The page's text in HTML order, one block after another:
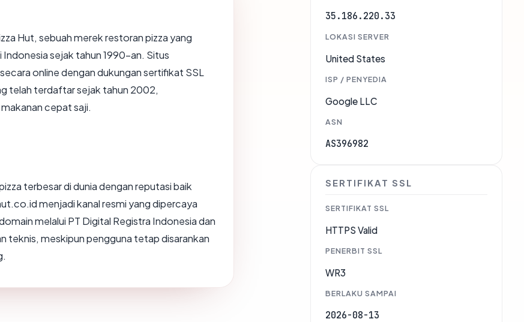
Hut, sebuah merek restoran pizza yang
Indonesia sejak tahun 1990-an. Situs
online dengan dukungan sertifikat SSL
telah terdaftar sejak tahun 2002,
cepat saji.
terbesar di dunia dengan reputasi baik
menjadi kanal resmi yang dipercaya
melalui PT Digital Registra Indonesia dan
teknis, meskipun pengguna tetap disarankan
35.186.220.33
LOKASI SERVER
United States
ISP / PENYEDIA
Google LLC
ASN
AS396982
SERTIFIKAT SSL
SERTIFIKAT SSL
HTTPS Valid
PENERBIT SSL
WR3
BERLAKU SAMPAI
2026-08-13